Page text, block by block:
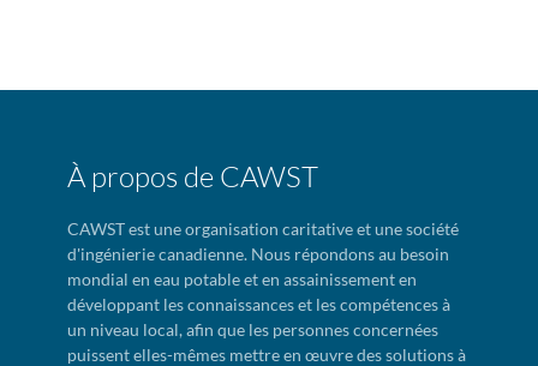
À propos de CAWST
CAWST est une organisation caritative et une société
d'ingénierie canadienne. Nous répondons au besoin
mondial en eau potable et en assainissement en
développant les connaissances et les compétences à
un niveau local, afin que les personnes concernées
puissent elles-mêmes mettre en œuvre des solutions à